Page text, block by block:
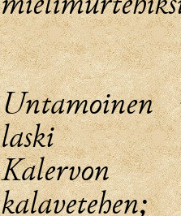
Untamoinen
laski
Kalervon
kalavetehen;